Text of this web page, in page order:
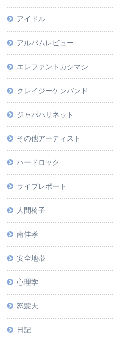
アイドル
アルバムレビュー
エレファントカシマシ
クレイジーケンバンド
ジャパハリネット
その他アーティスト
ハードロック
ライブレポート
人間椅子
南佳孝
安全地帯
心理学
怒髪天
日記